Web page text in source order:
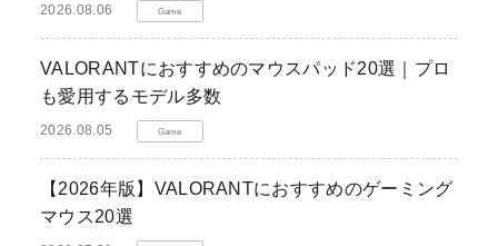
2026.08.06 Game
VALORANTにおすすめのマウスパッド20選｜プロ
も愛用するモデル多数
2026.08.05 Game
【2026年版】VALORANTにおすすめのゲーミング
マウス20選